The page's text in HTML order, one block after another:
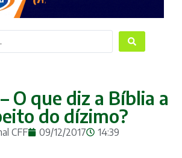
O que diz a Bíblia a
do dízimo?
CFF 09/12/2017 14:39